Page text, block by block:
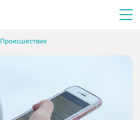
Происшествия